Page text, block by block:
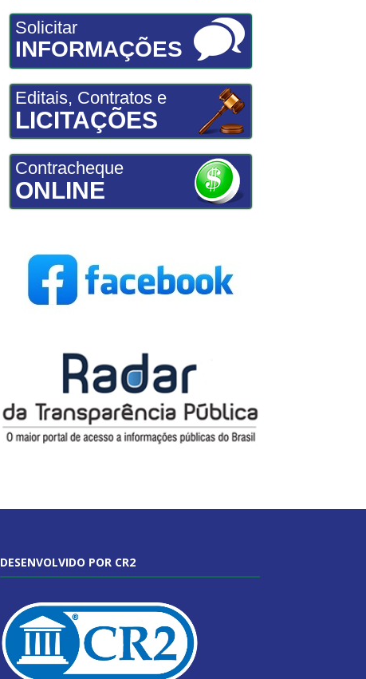
Solicitar
INFORMAÇÕES
Editais, Contratos e
LICITAÇÕES
Contracheque
ONLINE
DESENVOLVIDO POR CR2